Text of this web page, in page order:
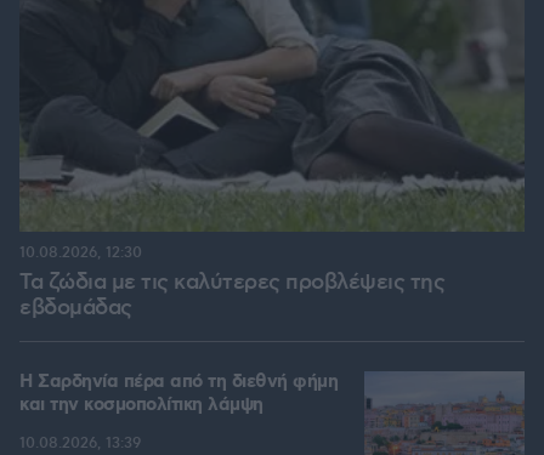
Τα ζώδια με τις καλύτερες προβλέψεις της
εβδομάδας
10.08.2026, 12:30
Η Σαρδηνία πέρα από τη διεθνή φήμη
και την κοσμοπολίτικη λάμψη
10.08.2026, 13:39